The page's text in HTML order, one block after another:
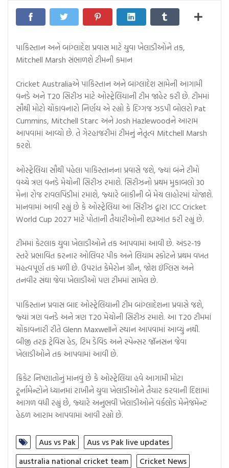
પાકિસ્તાન અને બાંગ્લાદેશ પ્રવાસ માટે યુવા ખેલાડીઓને તક,
Mitchell Marsh સંભાળશે ટીમની કમાન
Cricket Australiaએ પાકિસ્તાન અને બાંગ્લાદેશ સામેની આગામી
વનડે અને T20 સિરીઝ માટે ઓસ્ટ્રેલિયાની ટીમ જાહેર કરી છે. ટીમમાં
સૌથી મોટો ચોંકાવનારો નિર્ણય એ રહ્યો કે દિગ્ગજ ઝડપી બોલરો Pat
Cummins, Mitchell Starc અને Josh Hazlewoodને આરામ
આપવામાં આવ્યો છે. તે ગેરહાજરીમાં ટીમનું નેતૃત્વ Mitchell Marsh
કરશે.
ઓસ્ટ્રેલિયા સૌથી પહેલા પાકિસ્તાનના પ્રવાસે જશે, જ્યાં બંને ટીમો
વચ્ચે ત્રણ વનડે મેચોની સિરીઝ રમાશે. સિરીઝનો પ્રથમ મુકાબલો 30
મેના રોજ રાવલપિંડીમાં રમાશે, જ્યારે બાકીની બે મેચ લાહોરમાં યોજાશે.
માનવામાં આવી રહ્યું છે કે ઓસ્ટ્રેલિયા આ સિરીઝ દ્વારા ICC Cricket
World Cup 2027 માટે પોતાની તૈયારીઓની શરૂઆત કરી રહ્યું છે.
ટીમમાં કેટલાક યુવા ખેલાડીઓને તક આપવામાં આવી છે. અંડર-19
સ્તરે પ્રભાવિત કરનાર ઓલિવર પીક અને લિયામ સ્કોટને પ્રથમ વખત
મહત્વપૂર્ણ તક મળી છે. ઉપરાંત કેમેરોન ગ્રીન, જોશ ઇંગ્લિસ અને
તનવીર સંઘા જેવા ખેલાડીઓ પણ ટીમમાં સામેલ છે.
પાકિસ્તાન પ્રવાસ બાદ ઓસ્ટ્રેલિયાની ટીમ બાંગ્લાદેશના પ્રવાસે જશે,
જ્યાં ત્રણ વનડે અને ત્રણ T20 મેચોની સિરીઝ રમાશે. આ T20 ટીમમાં
ચોંકાવનારી રીતે Glenn Maxwellને સ્થાન આપવામાં આવ્યું નથી.
બીજી તરફ ટ્રેવિસ હેડ, ટિમ ડેવિડ અને સ્પેન્સર જૉનસન જેવા
ખેલાડીઓને તક આપવામાં આવી છે.
ક્રિકેટ નિષ્ણાતોનું માનવું છે કે ઓસ્ટ્રેલિયા હવે આગામી મોટા
ટૂર્નામેન્ટોને ધ્યાનમાં રાખીને યુવા ખેલાડીઓને તૈયાર કરવાની દિશામાં
આગળ વધી રહ્યું છે, જ્યારે અનુભવી ખેલાડીઓને વર્કલોડ મેનેજમેન્ટ
હેઠળ આરામ આપવામાં આવી રહ્યો છે.
Aus vs Pak
Aus vs Pak live updates
australia national cricket team
Cricket News